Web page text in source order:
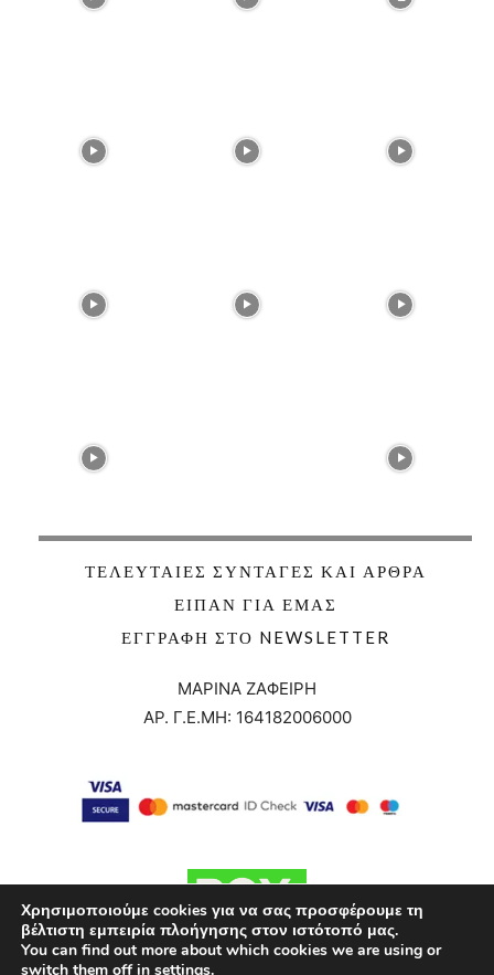
ΤΕΛΕΥΤΑΊΕΣ ΣΥΝΤΑΓΈΣ ΚΑΙ ΆΡΘΡΑ
ΕΊΠΑΝ ΓΙΑ ΕΜΆΣ
ΕΓΓΡΑΦΉ ΣΤΟ NEWSLETTER
ΜΑΡΙΝΑ ΖΑΦΕΙΡΗ
ΑΡ. Γ.Ε.ΜΗ: 164182006000
Χρησιμοποιούμε cookies για να σας προσφέρουμε τη
βέλτιστη εμπειρία πλοήγησης στον ιστότοπό μας.
You can find out more about which cookies we are using or
switch them off in settings.